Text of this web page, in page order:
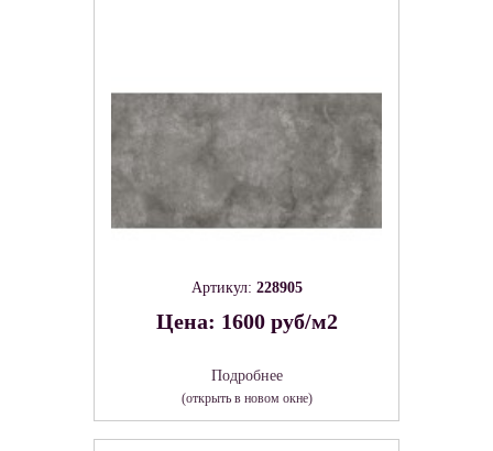
Артикул: 228905
Цена: 1600 руб/м2
Подробнее
(открыть в новом окне)